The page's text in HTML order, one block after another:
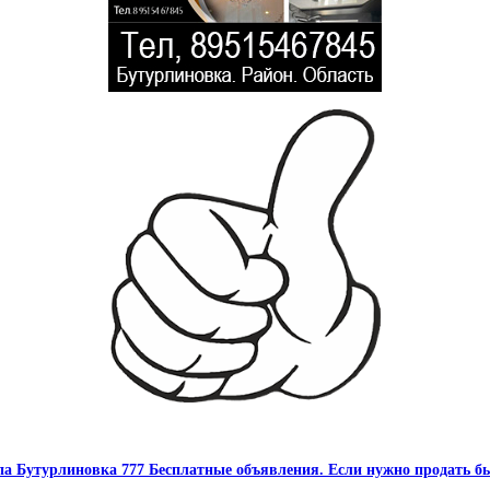
Бутурлиновка 777 Бесплатные объявления. Если нужно продать